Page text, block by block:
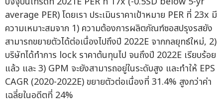
average PER) โดยเรา ประเมินราคาเป้าหมาย PER ที่ 23x มี
ความเหมาะสมจาก 1) ความต้องการผลิตภัณฑ์ซอสปรุงรสยัง
สามารถขยายตัวได้ต่อเนื่องไปถึงปี 2022E จากกลยุทธ์ใหม่, 2)
บริษัทได้ทำการ lock ราคาต้นทุนไป จนถึงปี 2022E เรียบร้อย
แล้ว และ 3) GPM จะยังสามารถอยู่ในระดับสูง และทำให้ EPS
CAGR (2020-2022E) ขยายตัวต่อเนื่องที่ 31.4% สูงกว่าค่า
เฉลี่ยในอดีตที่ 24%